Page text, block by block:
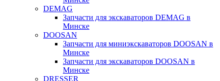
DEMAG
Запчасти для экскаваторов DEMAG в
Минске
DOOSAN
Запчасти для миниэкскаваторов DOOSAN в
Минске
Запчасти для экскаваторов DOOSAN в
Минске
DRESSER